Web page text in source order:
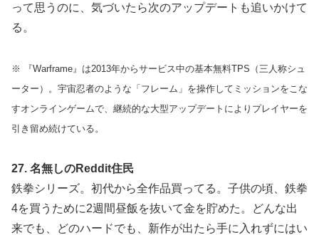
って思うのに、気づいたら次のアップデートも追いかけて
る。
※ 『Warframe』は2013年からサービス中の基本無料TPS（三人称シュ
ーター）。宇宙忍者のような「フレーム」を操作してミッションをこな
すオンラインゲームで、継続的な大型アップデートによりプレイヤーを
引き留め続けている。
27. 名無しのReddit住民
鉄拳シリーズ。初代から全作品買ってる。子供の頃、鉄拳
4を買うために2週間昼飯を抜いて金を貯めた。どんな出
来でも、どのハードでも、新作が出たら手に入れずにはい